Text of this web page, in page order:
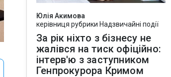
Юлія Акимова
керівниця рубрики Надзвичайні події
За рік ніхто з бізнесу не
жалівся на тиск офіційно:
інтерв'ю з заступником
Генпрокурора Кримом